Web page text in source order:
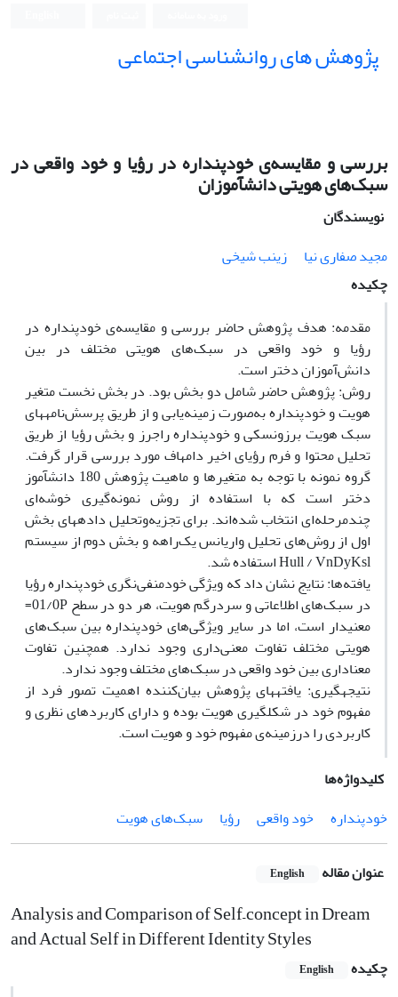
پژوهش های روانشناسی اجتماعی
بررسی و مقایسه‌ی خودپنداره در رؤیا و خود واقعی در
سبک‌های هویتی دانش‏آموزان
نویسندگان
مجید صفاری نیا
زینب شیخی
چکیده
مقدمه: هدف پژوهش حاضر بررسی و مقایسه‌ی خودپنداره در
رؤیا و خود واقعی در سبک‌های هویتی مختلف در بین
دانش‌آموزان دختر است.
روش: پژوهش حاضر شامل دو بخش بود. در بخش نخست متغیر
هویت و خودپنداره به‌صورت زمینه‌یابی و از طریق پرسش‌نامه‏های
سبک هویت برزونسکی و خودپنداره راجرز و بخش رؤیا از طریق
تحلیل محتوا و فرم رؤیای اخیر دامهاف مورد بررسی قرار گرفت.
گروه نمونه با توجه به متغیرها و ماهیت پژوهش 180 دانش‏آموز
دختر است که با استفاده از روش نمونه‌گیری خوشه‌ای
چندمرحله‌ای انتخاب شده‌اند. برای تجزیه‌وتحلیل داده‏های بخش
اول از روش‌های تحلیل واریانس یک‌راهه و بخش دوم از سیستم
Hull / Vn‌Dy‌Ksl استفاده شد.
یافته‌ها: نتایج نشان داد که ویژگی خودمنفی‌نگری خودپنداره رؤیا
در سبک‌های اطلاعاتی و سردرگم هویت، هر دو در سطح 01/0P=
معنی‏دار است، اما در سایر ویژگی‌‏های خودپنداره بین سبک‌های
هویتی مختلف تفاوت معنی‌داری وجود ندارد. همچنین تفاوت
معناداری بین خود واقعی در سبک‌های مختلف وجود ندارد.
نتیجه‏گیری: یافته‏های پژوهش بیان‌کننده اهمیت تصور فرد از
مفهوم خود در شکل‏گیری هویت بوده و دارای کاربردهای نظری و
کاربردی را درزمینه‌ی مفهوم خود و هویت‏ است.
کلیدواژه‌ها
خودپنداره
خود واقعی رؤیا سبک‌های هویت
عنوان مقاله English
Analysis and Comparison of Self–concept in Dream
and Actual Self in Different Identity Styles
چکیده English